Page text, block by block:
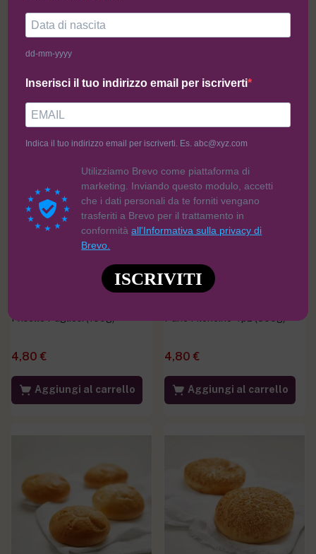
dd-mm-yyyy
Inserisci il tuo indirizzo email per iscriverti
Indica il tuo indirizzo email per iscriverti. Es. abc@xyz.com
Utilizziamo Brevo come piattaforma di
marketing. Inviando questo modulo, accetti
che i dati personali da te forniti vengano
trasferiti a Brevo per il trattamento in
conformitàall'Informativa sulla privacy di
Brevo.
ISCRIVITI
Puccia 2pz (160g)
3,05 €
Aggiungi al carrello
Taralli Classici (100g)
3,10€
Friselle Pugliesi (150g)
4,80 €
Aggiungi al carrello
Pane Filoncino 4pz (300g)
4,80 €
Aggiungi al carrello